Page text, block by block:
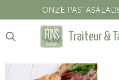
direct
naar
Traiteur &
ONZE